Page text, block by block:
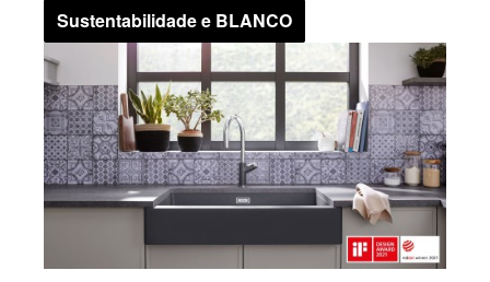
Sustentabilidade e BLANCO